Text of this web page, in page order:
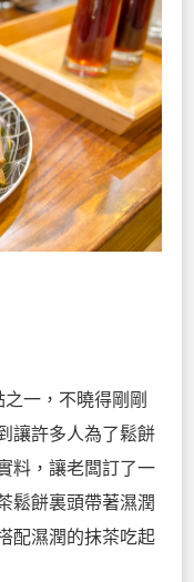
一，不曉得剛剛
讓許多人為了鬆餅
料，讓老闆訂了一
鬆餅裏頭帶著濕潤
配濕潤的抹茶吃起